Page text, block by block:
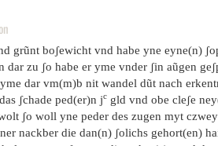
grũnt boʃewicht vnd habe yne eyne(n)
dar zu ʃo habe er yme vnder ʃin aũgen
yme dar vm(m)b nit wandel dũt nach
ʃchade ped(er)n jc gld vnd obe cleʃe
ʃo woll yne peder des zugen myt
nackber die dan(n) ʃolichs gehort(en)